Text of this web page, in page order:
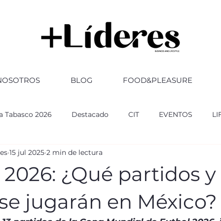
BLOG FOOD&PLEASURE
Tabasco 2026 Destacado CIT EVENTOS
ABOGADOS
¿Qué partidos y
jugarán en México?
15 jul 2025 2 min de lectura